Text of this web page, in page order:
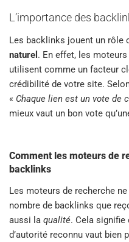
L’importance des
Les backlinks jouent un rôle
naturel . En effet, les
utilisent comme un facteur
crédibilité de votre site.
« Chaque lien est un vote de
mieux vaut un bon vote
Comment les moteurs de
backlinks
Les moteurs de recherche
nombre de backlinks que
aussi la qualité. Cela signifie
d’autorité reconnu vaut bien